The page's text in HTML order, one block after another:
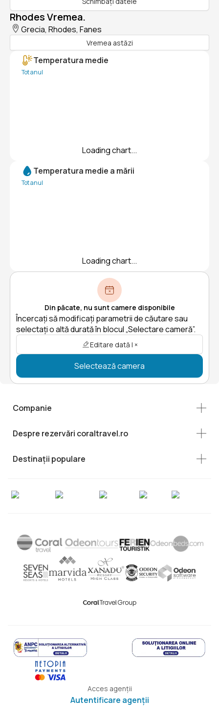
Rhodes Vremea.
Grecia, Rhodes, Fanes
Vremea astăzi
Temperatura medie
Tot anul
Loading chart...
Temperatura medie a mării
Tot anul
Loading chart...
Din păcate, nu sunt camere disponibile
Încercați să modificați parametrii de căutare sau
selectați o altă durată în blocul „Selectare cameră”.
Editare dată | ×
Selectează camera
Companie
Despre rezervări coraltravel.ro
Destinații populare
Acces agenții
Autentificare agenții